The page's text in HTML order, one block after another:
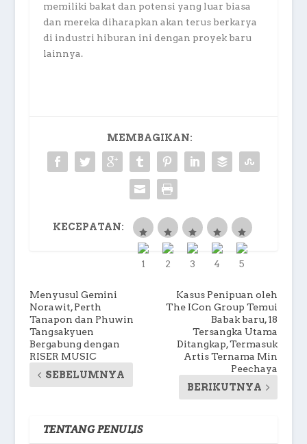
memiliki bakat dan potensi yang luar biasa
dan mereka diharapkan akan terus berkarya
di industri hiburan ini dengan proyek baru
lainnya.
MEMBAGIKAN:
KECEPATAN:
Menyusul Gemini
Norawit, Perth
Tanapon dan Phuwin
Tangsakyuen
Bergabung dengan
RISER MUSIC
SEBELUMNYA
Kasus Penipuan oleh
The ICon Group Temui
Babak baru, 18
Tersangka Utama
Ditangkap, Termasuk
Artis Ternama Min
Peechaya
BERIKUTNYA
TENTANG PENULIS